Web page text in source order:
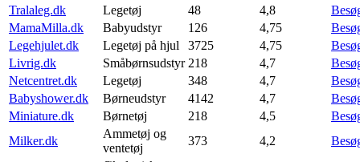
Tralaleg.dk
Legetøj 48 4,8
MamaMilla.dk
Babyudstyr 126 4,75
Legehjulet.dk
Legetøj på hjul 3725 4,75
Livrig.dk
Småbørnsudstyr 218 4,7
Netcentret.dk
Legetøj 348 4,7
Babyshower.dk
Børneudstyr 4142 4,7
Miniature.dk
Børnetøj 218 4,5
Milker.dk
Ammetøj og
ventetøj
373 4,2